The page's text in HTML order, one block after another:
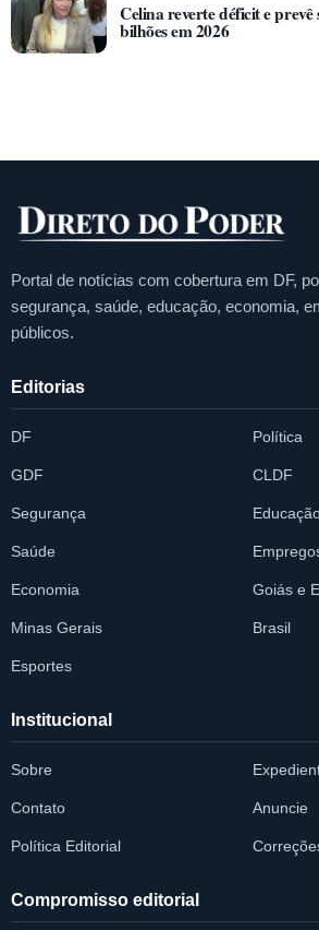
Celina reverte déficit e
bilhões em 2026
Portal de notícias com cobertura em DF,
segurança, saúde, educação, economia,
públicos.
Editorias
DF Política
GDF CLDF
Segurança
Saúde
Economia Goiás e
Minas Gerais Brasil
Esportes
Institucional
Sobre
Contato Anuncie
Política Editorial
Compromisso editorial